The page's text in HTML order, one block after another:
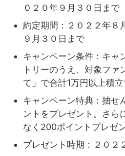
０２０年９月３０日まで
約定期間：２０２２年８
９月３０日まで
キャンペーン条件：キャ
トリーのうえ、対象ファ
て」で合計1万円以上積立
キャンペーン特典：抽せ
ントをプレゼント。さら
なく200ポイントプレゼ
プレゼント時期：２０２